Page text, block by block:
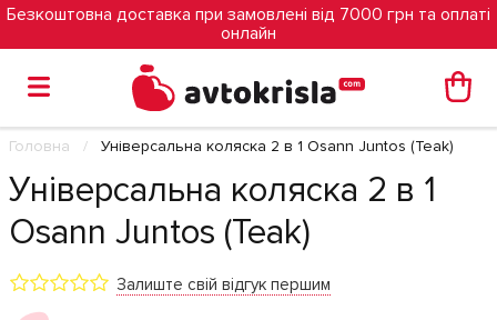
Безкоштовна доставка при замовлені від 7000 грн та оплаті
онлайн
Головна Універсальна коляска 2 в 1 Osann Juntos (Teak)
Універсальна коляска 2 в 1
Osann Juntos (Teak)
Залиште свій відгук першим